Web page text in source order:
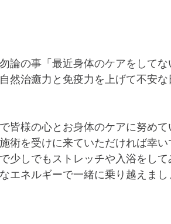
論の事「最近身体のケアをして
然治癒力と免疫力を上げて不安
皆様の心とお身体のケアに努めて
術を受けに来ていただければ幸い
少しでもストレッチや入浴をして
エネルギーで一緒に乗り越えまし